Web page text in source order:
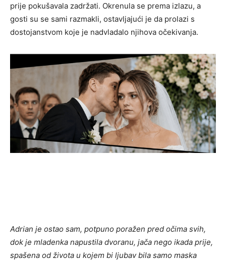
prije pokušavala zadržati. Okrenula se prema izlazu, a
gosti su se sami razmakli, ostavljajući je da prolazi s
dostojanstvom koje je nadvladalo njihova očekivanja.
Adrian je ostao sam, potpuno poražen pred očima svih,
dok je mladenka napustila dvoranu, jača nego ikada prije,
spašena od života u kojem bi ljubav bila samo maska